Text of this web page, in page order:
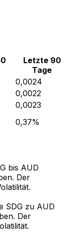
Letzte 90
Tage
0,0024
0,0022
0,0023
0,37%
bis AUD
Der
SDG zu AUD
Der